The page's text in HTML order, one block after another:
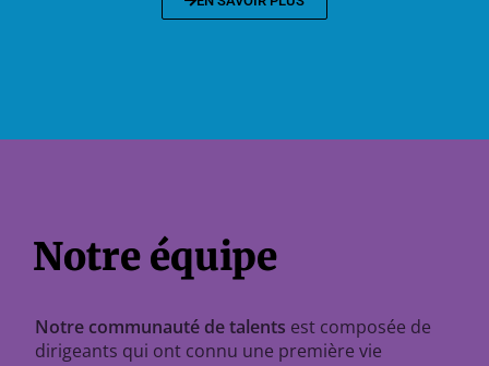
Notre équipe
Notre communauté de talents est composée de
dirigeants qui ont connu une première vie